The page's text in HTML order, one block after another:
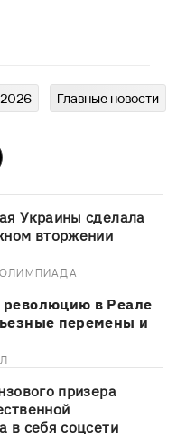
Главныe новости
Украины сделала
вторжении
ОЛИМПИАДА
в Реале
перемены и
призера
в себя соцсети